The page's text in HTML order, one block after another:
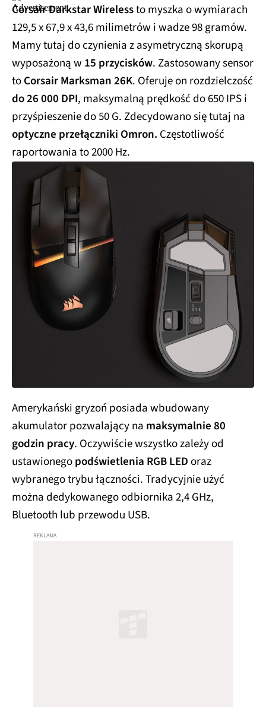
Corsair Darkstar Wirelessto myszka o wymiarach
129,5 x 67,9 x 43,6 milimetrów i wadze 98 gramów.
Mamy tutaj do czynienia z asymetryczną skorupą
wyposażoną w 15 przycisków. Zastosowany sensor
toCorsair Marksman 26K. Oferuje on rozdzielczość
do 26 000 DPI, maksymalną prędkość do 650 IPS i
przyśpieszenie do 50 G. Zdecydowano się tutaj na
optyczne przełączniki Omron. Częstotliwość
raportowania to 2000 Hz.
Amerykański gryzoń posiada wbudowany
akumulator pozwalający na maksymalnie 80
godzin pracy. Oczywiście wszystko zależy od
ustawionegopodświetlenia RGB LEDoraz
wybranego trybu łączności. Tradycyjnie użyć
można dedykowanego odbiornika 2,4 GHz,
Bluetooth lub przewodu USB.